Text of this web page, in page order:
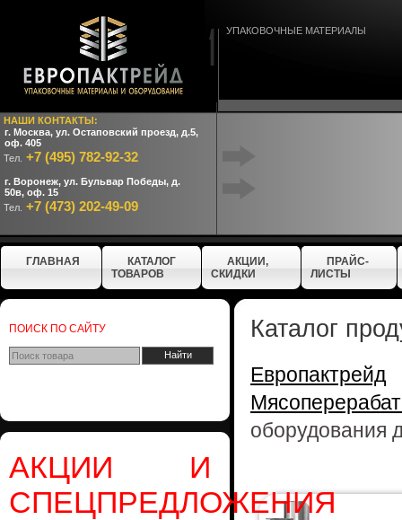
НАШИ КОНТАКТЫ:
г. Москва, ул. Остаповский проезд, д.5,
оф. 405
Тел. +7 (495) 782-92-32
г. Воронеж, ул. Бульвар Победы, д.
50в, оф. 15
Тел. +7 (473) 202-49-09
УПАКОВОЧНЫЕ МАТЕРИАЛЫ
ГЛАВНАЯ
КАТАЛОГ
ТОВАРОВ
АКЦИИ,
СКИДКИ
ПРАЙС-
ЛИСТЫ
ПОИСК ПО САЙТУ
АКЦИИ И
СПЕЦПРЕДЛОЖЕНИЯ
Каталог
Европактрейд
оборудования